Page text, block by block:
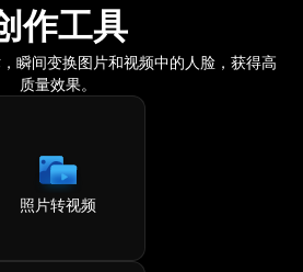
作工具
瞬间变换图片和视频中的人脸，获得高
质量效果。
照片转视频